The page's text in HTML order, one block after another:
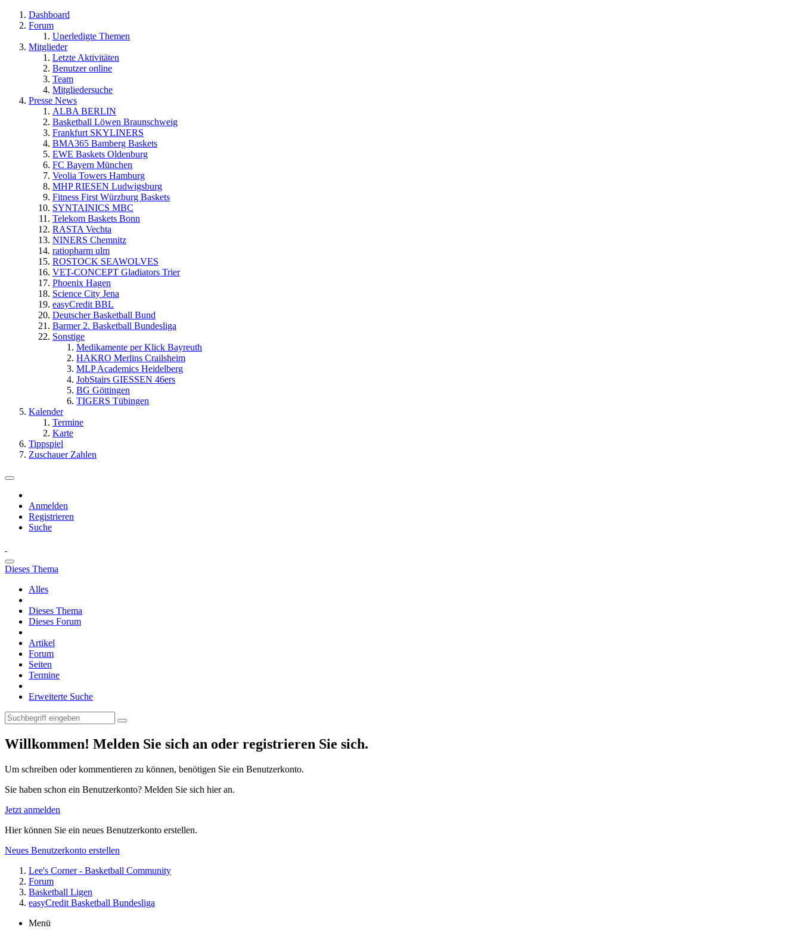
Dashboard
Forum
Unerledigte Themen
Mitglieder
Letzte Aktivitäten
Benutzer online
Team
Mitgliedersuche
Presse News
ALBA BERLIN
Basketball Löwen Braunschweig
Frankfurt SKYLINERS
BMA365 Bamberg Baskets
EWE Baskets Oldenburg
FC Bayern München
Veolia Towers Hamburg
MHP RIESEN Ludwigsburg
Fitness First Würzburg Baskets
SYNTAINICS MBC
Telekom Baskets Bonn
RASTA Vechta
NINERS Chemnitz
ratiopharm ulm
ROSTOCK SEAWOLVES
VET-CONCEPT Gladiators Trier
Phoenix Hagen
Science City Jena
easyCredit BBL
Deutscher Basketball Bund
Barmer 2. Basketball Bundesliga
Sonstige
Medikamente per Klick Bayreuth
HAKRO Merlins Crailsheim
MLP Academics Heidelberg
JobStairs GIESSEN 46ers
BG Göttingen
TIGERS Tübingen
Kalender
Termine
Karte
Tippspiel
Zuschauer Zahlen
Anmelden
Registrieren
Suche
Dieses Thema
Alles
Dieses Thema
Dieses Forum
Artikel
Forum
Seiten
Termine
Erweiterte Suche
Willkommen! Melden Sie sich an oder registrieren Sie sich.
Um schreiben oder kommentieren zu können, benötigen Sie ein Benutzerkonto.
Sie haben schon ein Benutzerkonto? Melden Sie sich hier an.
Jetzt anmelden
Hier können Sie ein neues Benutzerkonto erstellen.
Neues Benutzerkonto erstellen
Lee's Corner - Basketball Community
Forum
Basketball Ligen
easyCredit Basketball Bundesliga
Menü